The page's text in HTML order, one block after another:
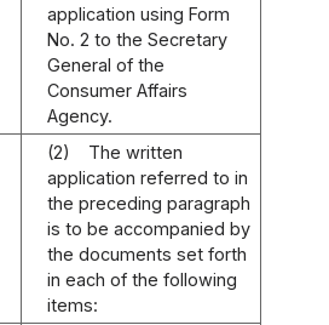
application using Form
No. 2 to the Secretary
General of the
Consumer Affairs
Agency.
(2)
The written
application referred to in
the preceding paragraph
is to be accompanied by
the documents set forth
in each of the following
items: